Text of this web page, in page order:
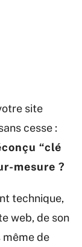
site
cesse :
“clé
mesure ?
technique,
web, de son
de